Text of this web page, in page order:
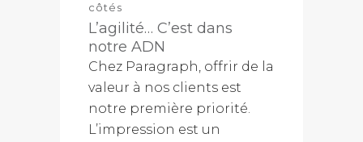
côtés
L’agilité… C’est dans
notre ADN
Chez Paragraph, offrir de la
valeur à nos clients est
notre première priorité.
L’impression est un